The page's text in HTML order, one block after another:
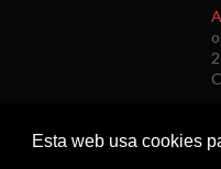
Esta web usa cookies